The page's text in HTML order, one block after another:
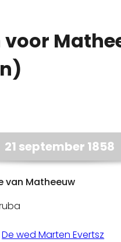
21 september 1858
van Matheeuw
De wed Marten Evertsz